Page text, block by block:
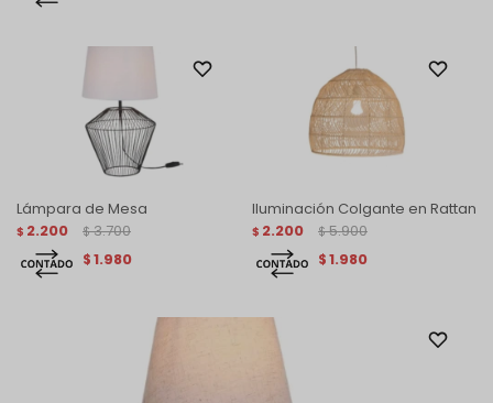
Lámpara de Mesa
$ 2.200 $ 3.700
$1.980
Iluminación Colgante en Rattan
$ 2.200 $ 5.900
$1.980